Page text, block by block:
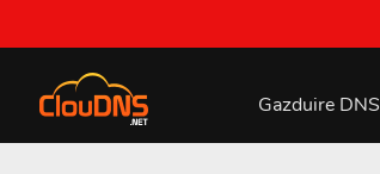
Gazduire DNS